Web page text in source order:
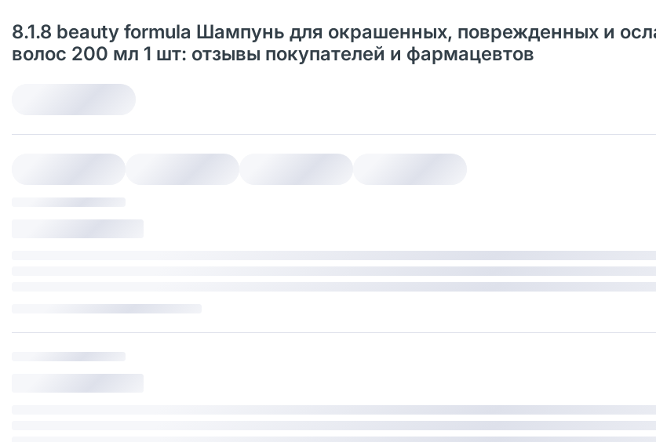
8.1.8 beauty formula Шампунь для окрашенных, поврежденных и
волос 200 мл 1 шт: отзывы покупателей и фармацевтов